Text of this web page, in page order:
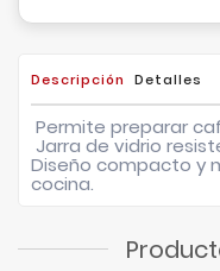
Descripción Detalles
Permite preparar
Jarra de vidrio
Diseño compacto y
cocina.